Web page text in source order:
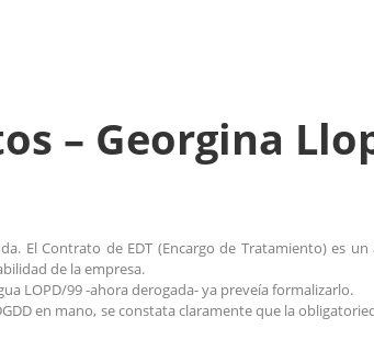
– Georgina
El Contrato de EDT (Encargo de Tratamiento) es
de la empresa.
LOPD/99 -ahora derogada- ya preveía formalizarlo.
en mano, se constata claramente que la